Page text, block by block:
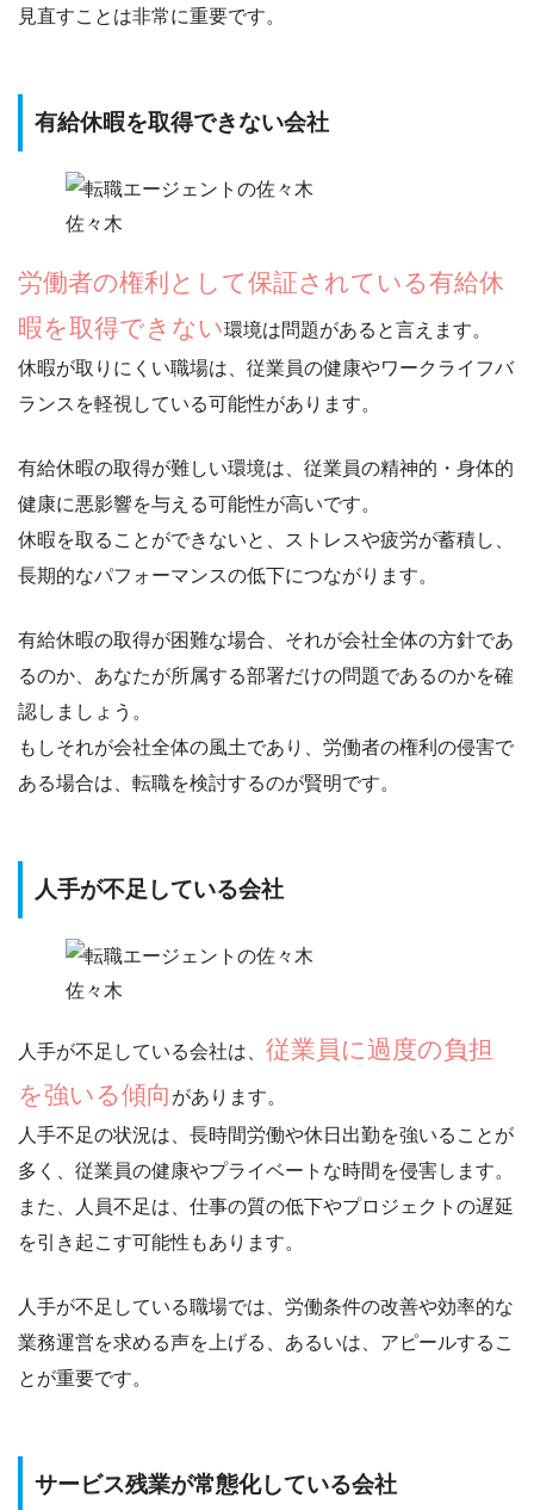
見直すことは非常に重要です。
有給休暇を取得できない会社
佐々木
労働者の権利として保証されている有給休
暇を取得できない環境は問題があると言えます。
休暇が取りにくい職場は、 従業員の健康やワークライフバ
ランスを軽視している可能性があります。
有給休暇の取得が難しい環境は、従業員の精神的・身体的
健康に悪影響を与える可能性が高いです。
休暇を取ることができないと、ストレスや疲労が蓄積し、
長期的なパフォーマンスの低下につながります。
有給休暇の取得が困難な場合、それが会社全体の方針であ
るのか、あなたが所属する部署だけの問題であるのかを確
認しましょう。
もしそれが会社全体の風土であり、 労働者の権利の侵害で
ある場合は、転職を検討するのが賢明です。
人手が不足している会社
佐々木
人手が不足している会社は、 従業員に過度の負担
を強いる傾向 があります。
人手不足の状況は、長時間労働や休日出勤を強いることが
多く、 従業員の健康やプライベートな時間を侵害します。
また、人員不足は、仕事の質の低下やプロジェクトの遅延
を引き起こす可能性もあります。
人手が不足している職場では、 労働条件の改善や効率的な
業務運営を求める声を上げる 、あるいは、 アピールする こ
とが重要です。
サービス残業が常態化している会社